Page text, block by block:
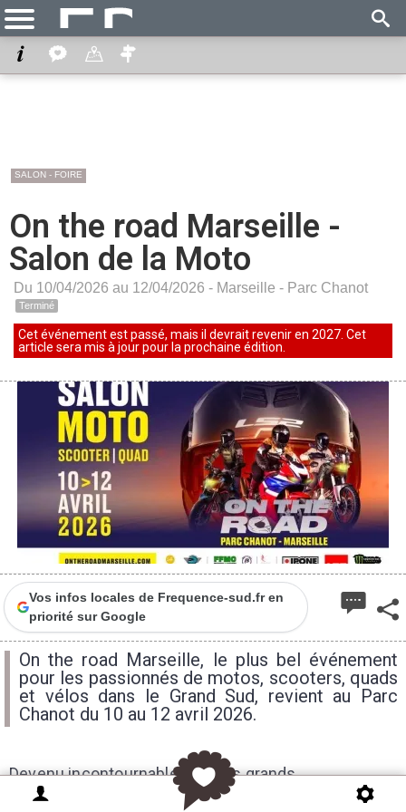
SALON - FOIRE
On the road Marseille -
Salon de la Moto
Du 10/04/2026 au 12/04/2026 - Marseille - Parc Chanot
Terminé
Cet événement est passé, mais il devrait revenir en 2027. Cet
article sera mis à jour pour la prochaine édition.
Vos infos locales de Frequence-sud.fr en
priorité sur Google
On the road Marseille, le plus bel événement
pour les passionnés de motos, scooters, quads
et vélos dans le Grand Sud, revient au Parc
Chanot du 10 au 12 avril 2026.
Devenu incontournable pour les grands
constructeurs, concessionnaires, passionnés et